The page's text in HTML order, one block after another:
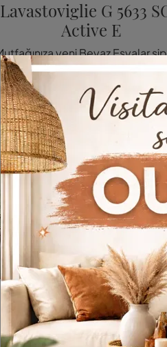
Lavastoviglie G 5633
Active E
Lavastoviglie G 5633